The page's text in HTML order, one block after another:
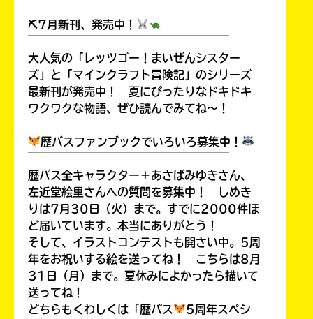
キーワードから探す
オフィシャルアカウント
⛏7月新刊、発売中！
大人気の「レッツゴー！まいぜんシスター
ズ」と「マインクラフト冒険記」のシリーズ
最新刊が発売中！ 夏にぴったりなドキドキ
ワクワクな物語、ぜひ読んでみてね～！
歴バスファンブックでいろいろ募集中！
歴バス全キャラクター＋あさばみゆきさん、
左近堂絵里さんへの質問を募集中！ しめき
りは7月30日（火）まで。すでに2000件ほ
ど届いています。本当にありがとう！
そして、イラストコンテストも開さい中。5周
年をお祝いする絵を送ってね！ こちらは8月
31日（月）まで。夏休みによかったら描いて
送ってね！
どちらもくわしくは「歴バス
5周年スペシ